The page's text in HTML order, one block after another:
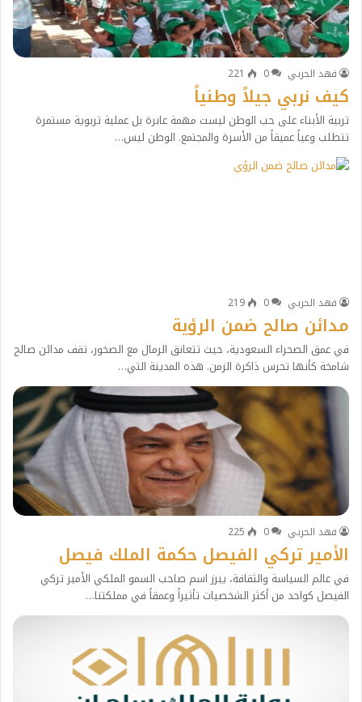
فهد الحربي 0
221
كيف نربي جيلاً وطنياً
تربية الأبناء على حب الوطن ليست مهمة عابرة بل عملية تربوية مستمرة
تتطلب وعياً عميقاً من الأسرة والمجتمع. الوطن ليس…
فهد الحربي 0
219
مدائن صالح ضمن الرؤية
في عمق الصحراء السعودية، حيث تتعانق الرمال مع الصخور، تقف مدائن صالح
شامخة كأنها تحرس ذاكرة الزمن. هذه المدينة التي…
فهد الحربي 0
225
الأمير تركي الفيصل حكمة الملك فيصل
في عالم السياسة والثقافة، يبرز اسم صاحب السمو الملكي الأمير تركي
الفيصل كواحد من أكثر الشخصيات تأثيراً وعمقاً في مملكتنا…